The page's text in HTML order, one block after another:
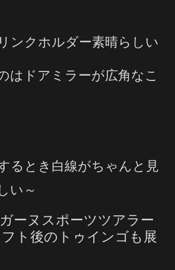
ンクホルダー素晴らしい
はドアミラーが広角なこ
るとき白線がちゃんと見
い～
ーヌスポーツツアラー
ト後のトゥインゴも展